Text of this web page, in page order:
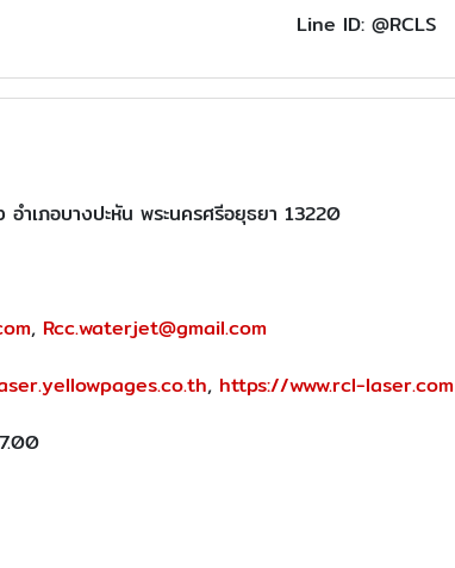
Line ID: @RCLS
ำเภอบางปะหัน พระนครศรีอยุธยา 13220
, Rcc.waterjet@gmail.com
, https://www.rcl-laser.com